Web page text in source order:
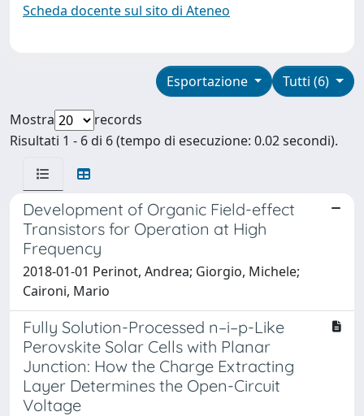
Scheda docente sul sito di Ateneo
Tutti (6)
Esportazione
Mostra
records
Risultati 1 - 6 di 6 (tempo di esecuzione: 0.02 secondi).
Development of Organic Field-effect
Transistors for Operation at High
Frequency
2018-01-01 Perinot, Andrea; Giorgio, Michele;
Caironi, Mario
Fully Solution-Processed n–i–p-Like
Perovskite Solar Cells with Planar
Junction: How the Charge Extracting
Layer Determines the Open-Circuit
Voltage